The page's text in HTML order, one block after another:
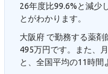
26年度比99.6%と減少
とがわかります。
大阪府 で勤務する薬
495万円です。また、
と、全国平均の11時間